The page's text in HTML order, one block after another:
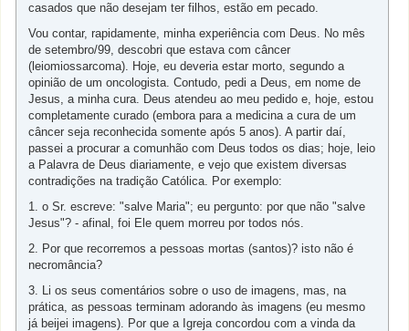
casados que não desejam ter filhos, estão em pecado.
Vou contar, rapidamente, minha experiência com Deus. No mês
de setembro/99, descobri que estava com câncer
(leiomiossarcoma). Hoje, eu deveria estar morto, segundo a
opinião de um oncologista. Contudo, pedi a Deus, em nome de
Jesus, a minha cura. Deus atendeu ao meu pedido e, hoje, estou
completamente curado (embora para a medicina a cura de um
câncer seja reconhecida somente após 5 anos). A partir daí,
passei a procurar a comunhão com Deus todos os dias; hoje, leio
a Palavra de Deus diariamente, e vejo que existem diversas
contradições na tradição Católica. Por exemplo:
1. o Sr. escreve: "salve Maria"; eu pergunto: por que não "salve
Jesus"? - afinal, foi Ele quem morreu por todos nós.
2. Por que recorremos a pessoas mortas (santos)? isto não é
necromância?
3. Li os seus comentários sobre o uso de imagens, mas, na
prática, as pessoas terminam adorando às imagens (eu mesmo
já beijei imagens). Por que a Igreja concordou com a vinda da